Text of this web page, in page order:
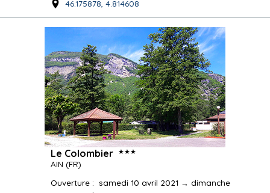
46.175878, 4.814608
Le Colombier ★★★
AIN (FR)
Ouverture : samedi 10 avril 2021 → dimanche